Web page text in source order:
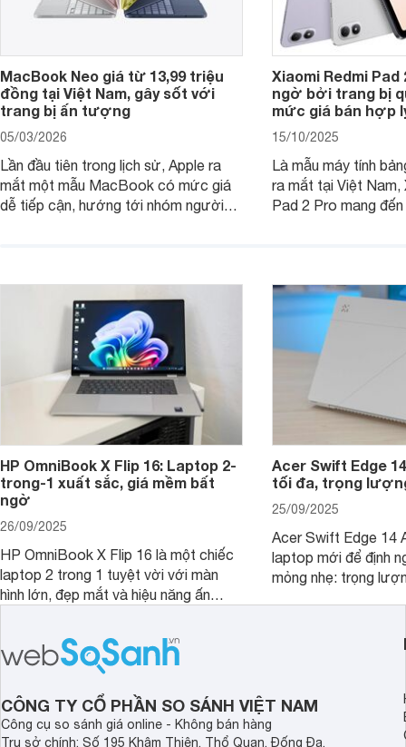
MacBook Neo giá từ 13,99 triệu
đồng tại Việt Nam, gây sốt với
trang bị ấn tượng
05/03/2026
Lần đầu tiên trong lịch sử, Apple ra
mắt một mẫu MacBook có mức giá
dễ tiếp cận, hướng tới nhóm người
hút sự quan tâm lớn từ thị trường.
Xiaomi Redmi Pad
ngờ bởi trang bị
mức giá bán hợp
15/10/2025
Là mẫu máy tính
ra mắt tại Việt Nam,
Pad 2 Pro mang
HP OmniBook X Flip 16: Laptop 2-
trong-1 xuất sắc, giá mềm bất
ngờ
26/09/2025
HP OmniBook X Flip 16 là một chiếc
laptop 2 trong 1 tuyệt vời với màn
hình lớn, đẹp mắt và hiệu năng ấn
thành một lựa chọn “đáng đồng tiền
bát gạo” trên thị trường.
Acer Swift Edge
tối đa, trọng
25/09/2025
Acer Swift Edge 14
laptop mới để định
mỏng nhẹ: trọng
năng AI hàng đầu,
CÔNG TY CỔ PHẦN SO SÁNH VIỆT NAM
Công cụ so sánh giá online - Không bán hàng
Trụ sở chính: Số 195 Khâm Thiên, Thổ Quan, Đống Đa,